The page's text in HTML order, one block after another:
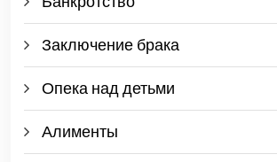
Заключение брака
Опека над детьми
Алименты